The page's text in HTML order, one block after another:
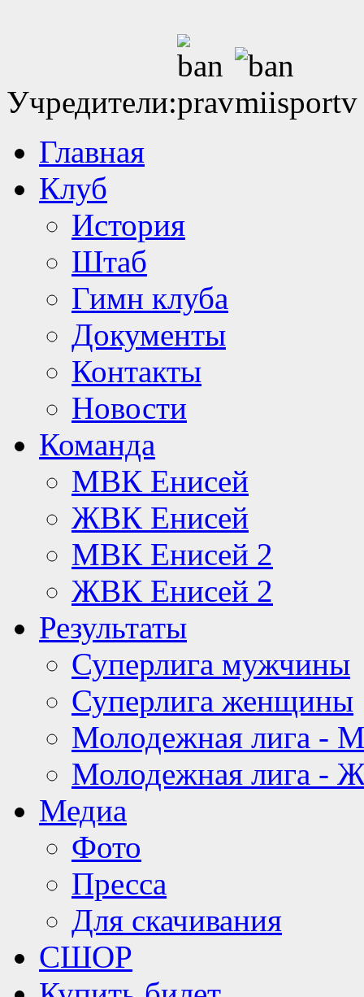
Учредители:
Главная
Клуб
История
Штаб
Гимн клуба
Документы
Контакты
Новости
Команда
МВК Енисей
ЖВК Енисей
МВК Енисей 2
ЖВК Енисей 2
Результаты
Суперлига мужчины
Суперлига женщины
Молодежная лига -
Молодежная лига -
Медиа
Фото
Пресса
Для скачивания
СШОР